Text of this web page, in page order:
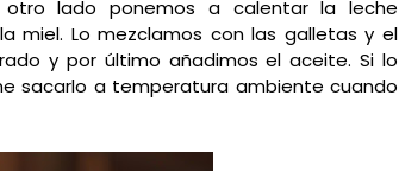
lado ponemos a calentar la leche
miel. Lo mezclamos con las galletas y el
y por último añadimos el aceite. Si lo
sacarlo a temperatura ambiente cuando